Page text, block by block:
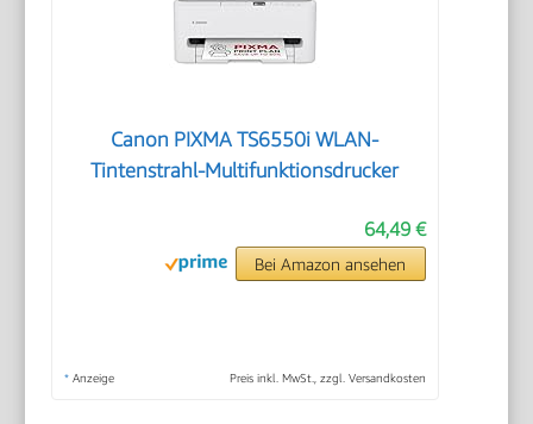
Canon PIXMA TS6550i WLAN-
Tintenstrahl-Multifunktionsdrucker
64,49 €
Bei Amazon ansehen
* Anzeige Preis inkl. MwSt., zzgl. Versandkosten